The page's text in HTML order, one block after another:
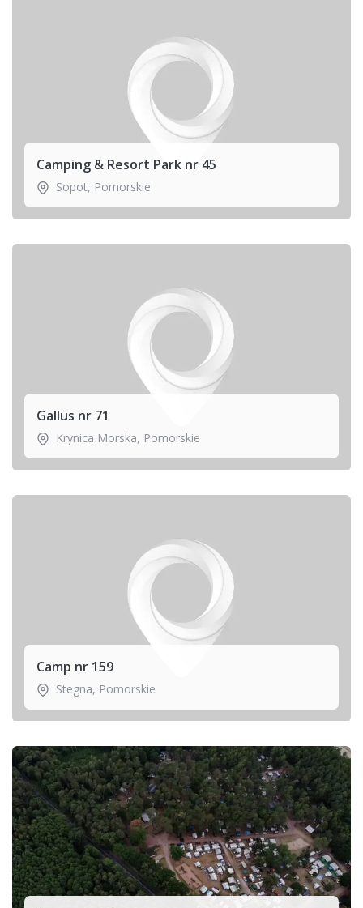
Camping & Resort Park nr 45
Sopot, Pomorskie
Gallus nr 71
Krynica Morska, Pomorskie
Camp nr 159
Stegna, Pomorskie